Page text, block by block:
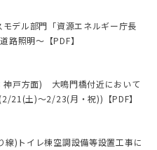
デル部門「資源エネルギー庁長
路照明～【PDF】
神戸方面) 大鳴門橋付近において
21(土)～2/23(月・祝))【PDF】
)トイレ棟空調設備等設置工事に